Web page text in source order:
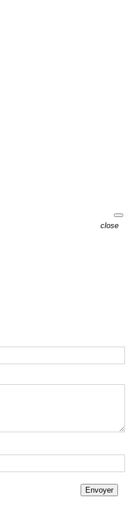
close
Envoyer